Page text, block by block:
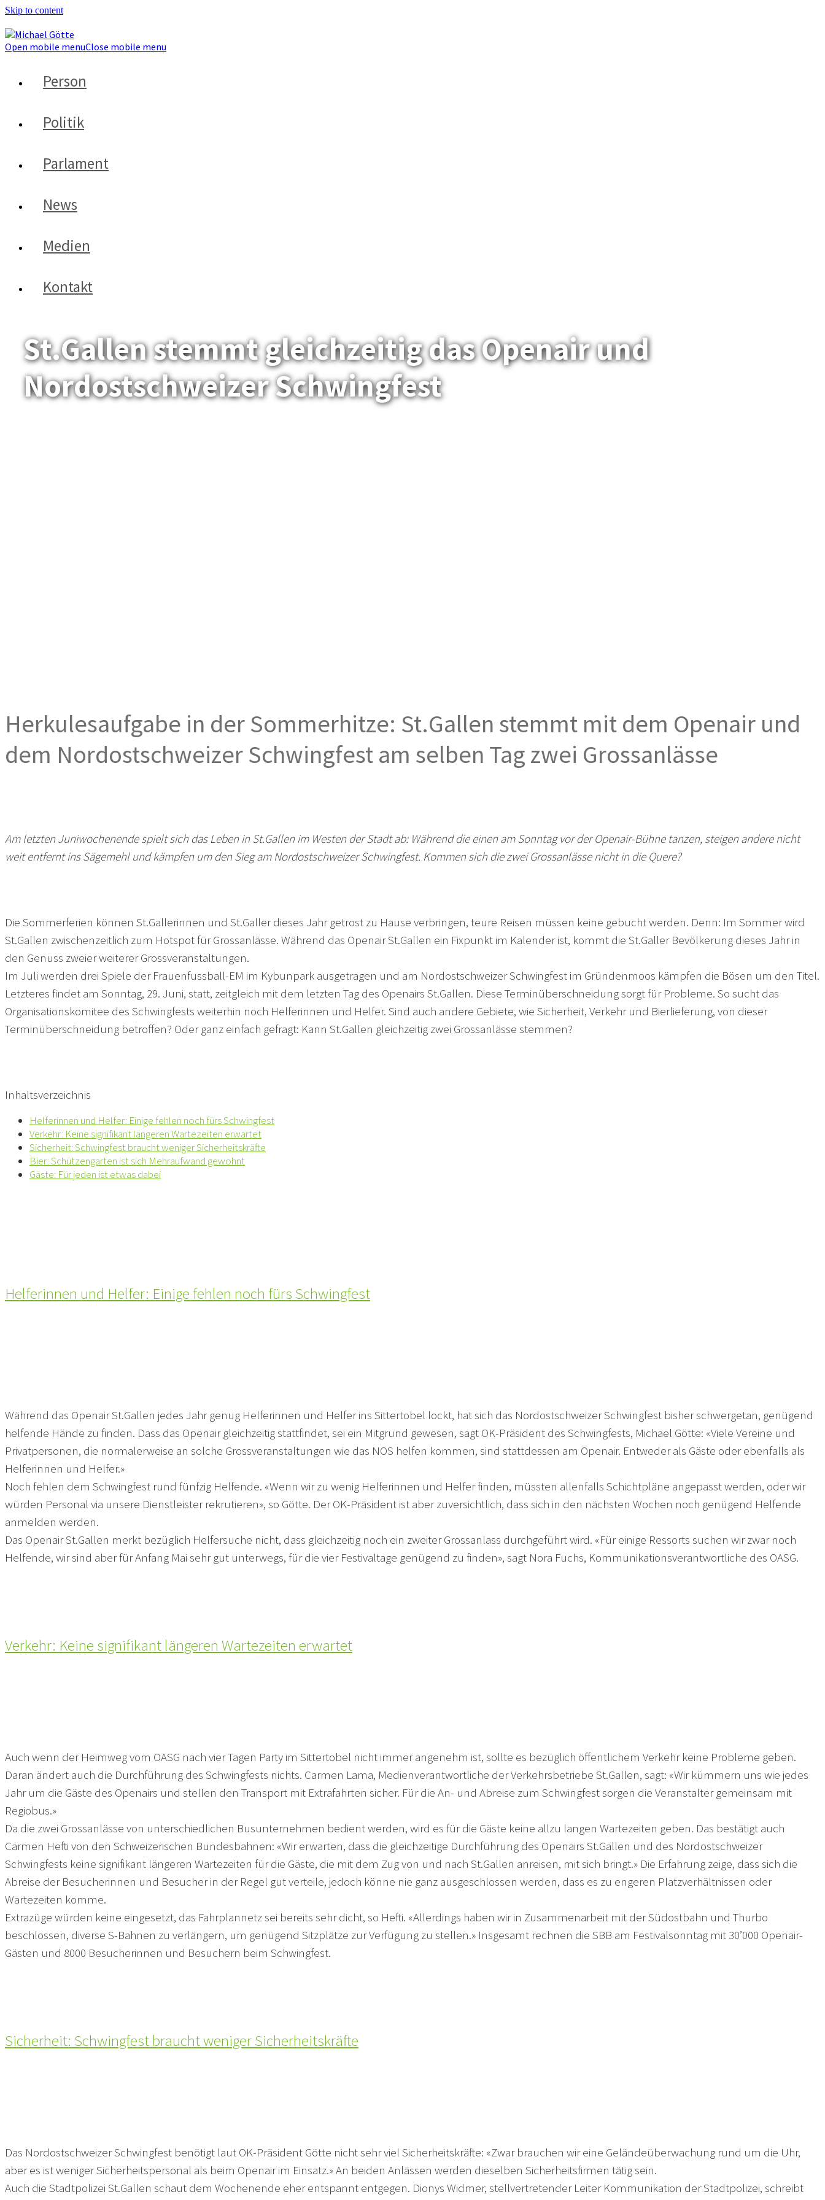
Skip to content
Open mobile menuClose mobile menu
Person
Politik
Parlament
News
Medien
Kontakt
St.Gallen stemmt gleichzeitig das Openair und
Nordostschweizer Schwingfest
Herkulesaufgabe in der Sommerhitze: St.Gallen stemmt mit dem Openair und
dem Nordostschweizer Schwingfest am selben Tag zwei Grossanlässe
Am letzten Juniwochenende spielt sich das Leben in St.Gallen im Westen der Stadt ab: Während die einen am Sonntag vor der Openair-Bühne tanzen, steigen andere nicht
weit entfernt ins Sägemehl und kämpfen um den Sieg am Nordostschweizer Schwingfest. Kommen sich die zwei Grossanlässe nicht in die Quere?
Die Sommerferien können St.Gallerinnen und St.Galler dieses Jahr getrost zu Hause verbringen, teure Reisen müssen keine gebucht werden. Denn: Im Sommer wird
St.Gallen zwischenzeitlich zum Hotspot für Grossanlässe. Während das Openair St.Gallen ein Fixpunkt im Kalender ist, kommt die St.Galler Bevölkerung dieses Jahr in
den Genuss zweier weiterer Grossveranstaltungen.
Im Juli werden drei Spiele der Frauenfussball-EM im Kybunpark ausgetragen und am Nordostschweizer Schwingfest im Gründenmoos kämpfen die Bösen um den Titel.
Letzteres findet am Sonntag, 29. Juni, statt, zeitgleich mit dem letzten Tag des Openairs St.Gallen. Diese Terminüberschneidung sorgt für Probleme. So sucht das
Organisationskomitee des Schwingfests weiterhin noch Helferinnen und Helfer. Sind auch andere Gebiete, wie Sicherheit, Verkehr und Bierlieferung, von dieser
Terminüberschneidung betroffen? Oder ganz einfach gefragt: Kann St.Gallen gleichzeitig zwei Grossanlässe stemmen?
Inhaltsverzeichnis
Helferinnen und Helfer: Einige fehlen noch fürs Schwingfest
Verkehr: Keine signifikant längeren Wartezeiten erwartet
Sicherheit: Schwingfest braucht weniger Sicherheitskräfte
Bier: Schützengarten ist sich Mehraufwand gewohnt
Gäste: Für jeden ist etwas dabei
Helferinnen und Helfer: Einige fehlen noch fürs Schwingfest
Während das Openair St.Gallen jedes Jahr genug Helferinnen und Helfer ins Sittertobel lockt, hat sich das Nordostschweizer Schwingfest bisher schwergetan, genügend
helfende Hände zu finden. Dass das Openair gleichzeitig stattfindet, sei ein Mitgrund gewesen, sagt OK-Präsident des Schwingfests, Michael Götte: «Viele Vereine und
Privatpersonen, die normalerweise an solche Grossveranstaltungen wie das NOS helfen kommen, sind stattdessen am Openair. Entweder als Gäste oder ebenfalls als
Helferinnen und Helfer.»
Noch fehlen dem Schwingfest rund fünfzig Helfende. «Wenn wir zu wenig Helferinnen und Helfer finden, müssten allenfalls Schichtpläne angepasst werden, oder wir
würden Personal via unsere Dienstleister rekrutieren», so Götte. Der OK-Präsident ist aber zuversichtlich, dass sich in den nächsten Wochen noch genügend Helfende
anmelden werden.
Das Openair St.Gallen merkt bezüglich Helfersuche nicht, dass gleichzeitig noch ein zweiter Grossanlass durchgeführt wird. «Für einige Ressorts suchen wir zwar noch
Helfende, wir sind aber für Anfang Mai sehr gut unterwegs, für die vier Festivaltage genügend zu finden», sagt Nora Fuchs, Kommunikationsverantwortliche des OASG.
Verkehr: Keine signifikant längeren Wartezeiten erwartet
Auch wenn der Heimweg vom OASG nach vier Tagen Party im Sittertobel nicht immer angenehm ist, sollte es bezüglich öffentlichem Verkehr keine Probleme geben.
Daran ändert auch die Durchführung des Schwingfests nichts. Carmen Lama, Medienverantwortliche der Verkehrsbetriebe St.Gallen, sagt: «Wir kümmern uns wie jedes
Jahr um die Gäste des Openairs und stellen den Transport mit Extrafahrten sicher. Für die An- und Abreise zum Schwingfest sorgen die Veranstalter gemeinsam mit
Regiobus.»
Da die zwei Grossanlässe von unterschiedlichen Busunternehmen bedient werden, wird es für die Gäste keine allzu langen Wartezeiten geben. Das bestätigt auch
Carmen Hefti von den Schweizerischen Bundesbahnen: «Wir erwarten, dass die gleichzeitige Durchführung des Openairs St.Gallen und des Nordostschweizer
Schwingfests keine signifikant längeren Wartezeiten für die Gäste, die mit dem Zug von und nach St.Gallen anreisen, mit sich bringt.» Die Erfahrung zeige, dass sich die
Abreise der Besucherinnen und Besucher in der Regel gut verteile, jedoch könne nie ganz ausgeschlossen werden, dass es zu engeren Platzverhältnissen oder
Wartezeiten komme.
Extrazüge würden keine eingesetzt, das Fahrplannetz sei bereits sehr dicht, so Hefti. «Allerdings haben wir in Zusammenarbeit mit der Südostbahn und Thurbo
beschlossen, diverse S-Bahnen zu verlängern, um genügend Sitzplätze zur Verfügung zu stellen.» Insgesamt rechnen die SBB am Festivalsonntag mit 30’000 Openair-
Gästen und 8000 Besucherinnen und Besuchern beim Schwingfest.
Sicherheit: Schwingfest braucht weniger Sicherheitskräfte
Das Nordostschweizer Schwingfest benötigt laut OK-Präsident Götte nicht sehr viel Sicherheitskräfte: «Zwar brauchen wir eine Geländeüberwachung rund um die Uhr,
aber es ist weniger Sicherheitspersonal als beim Openair im Einsatz.» An beiden Anlässen werden dieselben Sicherheitsfirmen tätig sein.
Auch die Stadtpolizei St.Gallen schaut dem Wochenende eher entspannt entgegen. Dionys Widmer, stellvertretender Leiter Kommunikation der Stadtpolizei, schreibt